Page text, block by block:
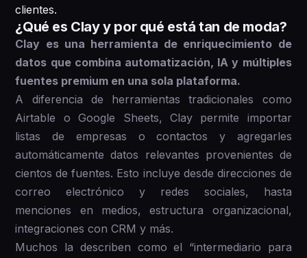
clientes.
¿Qué es Clay y por qué está tan de moda?
Clay es una herramienta de enriquecimiento de
datos que combina automatización, IA y múltiples
fuentes premium en una sola plataforma.
A diferencia de herramientas tradicionales como
Airtable o Google Sheets, Clay permite importar
listas de empresas o contactos y agregarles
automáticamente datos relevantes provenientes de
cientos de fuentes. Esto incluye desde direcciones de
correo electrónico y redes sociales, hasta
menciones en medios, estructura organizacional,
integraciones con CRM y más.
Muchos la describen como el “intermediario para